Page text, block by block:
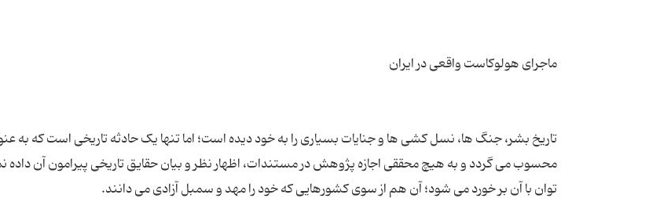
تاریخ بشر، جنگ ها، نسل کشی ها و جنایات بسیاری را به خود دیده است؛ اما تنها یک حادثه تاریخی است که به
محسوب می گردد و به هیچ محققی اجازه پژوهش در مستندات، اظهار نظر و بیان حقایق تاریخی پیرامون آن داده